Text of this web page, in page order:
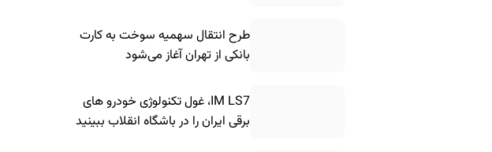
طرح انتقال سهمیه سوخت به کارت
بانکی از تهران آغاز می‌شود
IM LS7، غول تکنولوژی خودرو های
برقی ایران را در باشگاه انقلاب ببینید